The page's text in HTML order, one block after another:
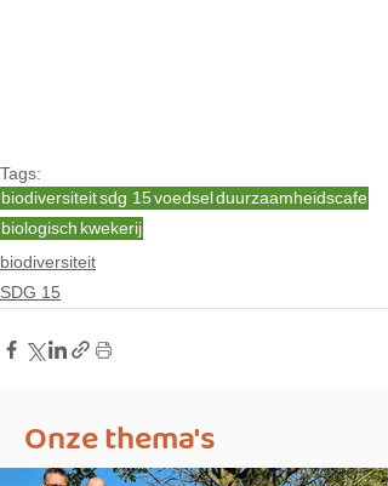
Tags:
biodiversiteitsdg 15voedselduurzaamheidscafe
biologisch kwekerij
biodiversiteit
SDG 15
Onze thema's